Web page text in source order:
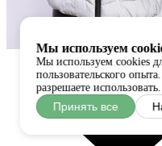
Мы используем
Мы используем cookies
пользовательского
разрешаете использовать.
Принять все